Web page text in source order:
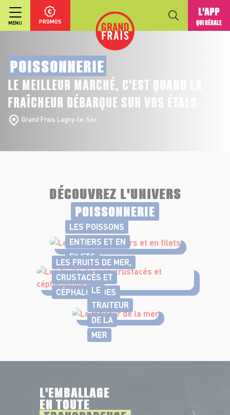
MENU PROMOS
L'APP
QUI RÉGALE
POISSONNERIE
LE MEILLEUR MARCHÉ, C'EST QUAND LA
FRAÎCHEUR DÉBARQUE SUR VOS ÉTALS
Grand Frais Lagny-le-Sec
DÉCOUVREZ L'UNIVERS
POISSONNERIE
LES POISSONS
ENTIERS ET EN
FILETS
LES FRUITS DE MER,
CRUSTACÉS ET
CÉPHALOPODES
LE
TRAITEUR
DE LA
MER
L'EMBALLAGE
EN TOUTE